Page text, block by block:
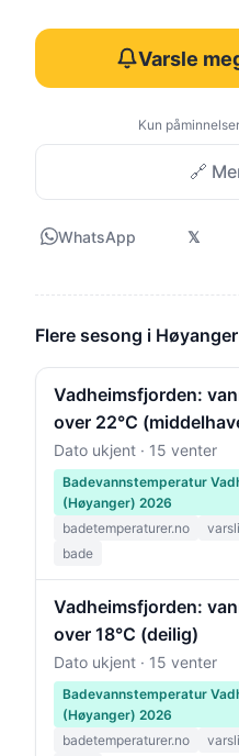
Varsle
Kun
🔗
WhatsApp 𝕏
Flere sesong i Høyanger
Vadheimsfjorden:
over 22°C
Dato ukjent · 15 venter
Badevannstemperatur
(Høyanger) 2026
badetemperaturer.no
bade
Vadheimsfjorden:
over 18°C (deilig)
Dato ukjent · 15 venter
Badevannstemperatur
(Høyanger) 2026
badetemperaturer.no